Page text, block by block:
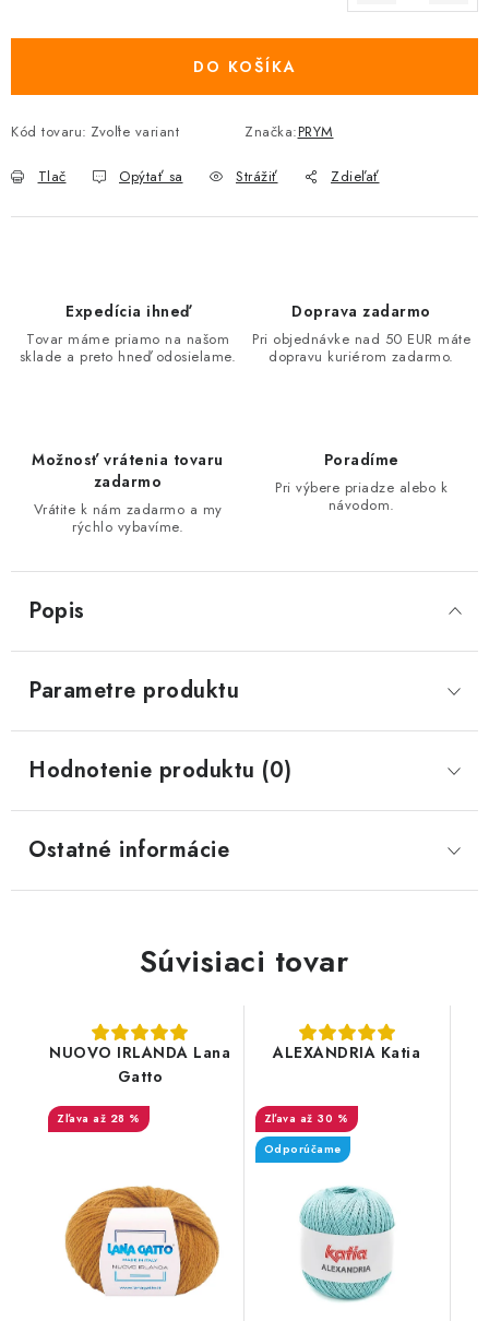
DO KOŠÍKA
Kód tovaru: Zvoľte variant Značka:PRYM
Tlač Opýtať sa Strážiť Zdieľať
Expedícia ihneď
Tovar máme priamo na našom
sklade a preto hneď odosielame.
Doprava zadarmo
Pri objednávke nad 50 EUR máte
dopravu kuriérom zadarmo.
Možnosť vrátenia tovaru
zadarmo
Vrátite k nám zadarmo a my
rýchlo vybavíme.
Poradíme
Pri výbere priadze alebo k
návodom.
Popis
Parametre produktu
Hodnotenie produktu (0)
Ostatné informácie
Súvisiaci tovar
NUOVO IRLANDA Lana
Gatto
až 28 %
ALEXANDRIA Katia
až 30 %
Odporúčame